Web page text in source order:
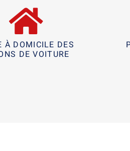
À DOMICILE DES
DE VOITURE